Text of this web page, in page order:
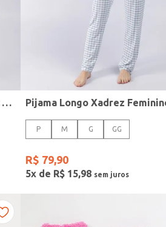
Pijama Longo Polybrush Feminino ROSA/PRETO Pijama Longo Xadrez
P M G GG
R$ 79,90
5x de R$ 15,98